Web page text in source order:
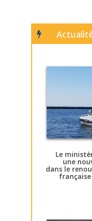
Le
une
dans le